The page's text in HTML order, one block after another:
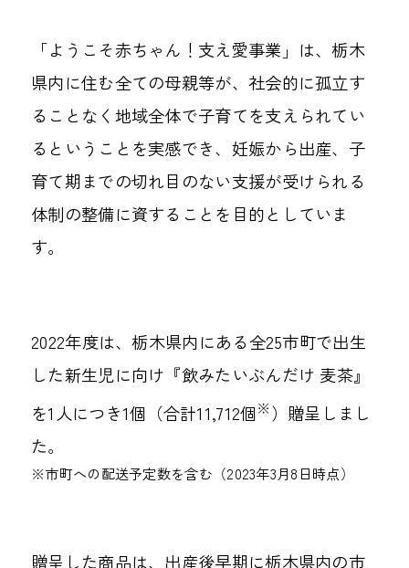
「ようこそ赤ちゃん！支え愛事業」は、栃木
県内に住む全ての母親等が、社会的に孤立す
ることなく地域全体で子育てを支えられてい
るということを実感でき、妊娠から出産、子
育て期までの切れ目のない支援が受けられる
体制の整備に資することを目的としていま
す。
2022年度は、栃木県内にある全25市町で出生
した新生児に向け『飲みたいぶんだけ 麦茶』
を1人につき1個（合計11,712個※）贈呈しまし
た。
※市町への配送予定数を含む（2023年3月8日時点）
贈呈した商品は、出産後早期に栃木県内の市